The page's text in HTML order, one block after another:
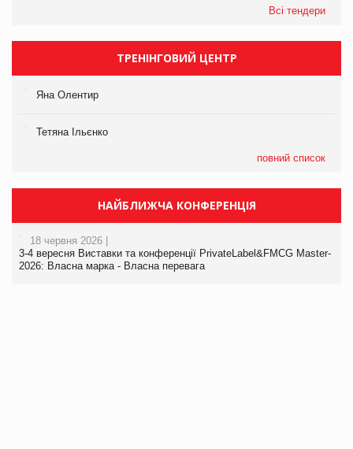
Всі тендери
ТРЕНІНГОВИЙ ЦЕНТР
Яна Олентир
Тетяна Ільєнко
повний список
НАЙБЛИЖЧА КОНФЕРЕНЦІЯ
18 червня 2026 |
3-4 вересня Виставки та конференції PrivateLabel&FMCG Master-
2026: Власна марка - Власна перевага